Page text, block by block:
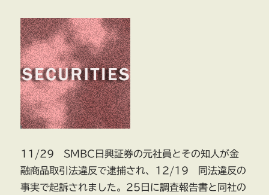
イ
ダ
ー
取
引
事
件
（そ
の
11/29 SMBC日興証券の元社員とその知人が金
融商品取引法違反で逮捕され、12/19 同法違反の
事実で起訴されました。25日に調査報告書と同社の